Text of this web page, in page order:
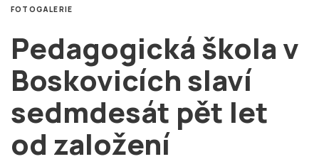
# MUNI
# Brno
# volby
login PŘIHLÁSIT SE
Zapomněli jste heslo?
Pedagogická škola v
Boskovicích slaví
sedmdesát pět let
od založení
FOTOGALERIE